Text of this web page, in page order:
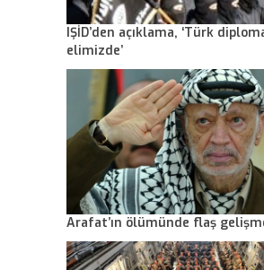
IŞİD’den açıklama, ‘Türk
elimizde’
Arafat’ın ölümünde flaş